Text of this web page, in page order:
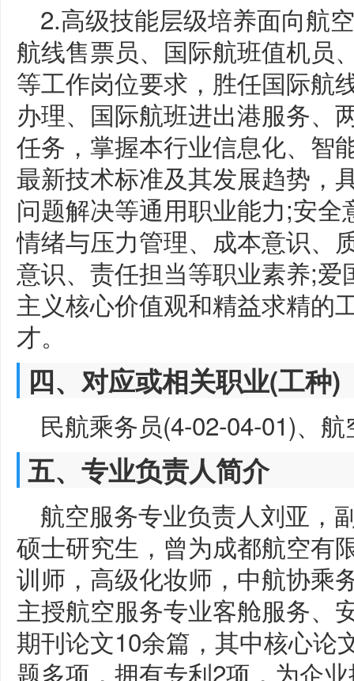
2.高级技能层级培养面向航
航线售票员、国际航班值机员
等工作岗位要求，胜任国际航
办理、国际航班进出港服务、
任务，掌握本行业信息化、智
最新技术标准及其发展趋势，
问题解决等通用职业能力;安
情绪与压力管理、成本意识、
意识、责任担当等职业素养;
主义核心价值观和精益求精的
才。
四、对应或相关职业(工种)
民航乘务员(4-02-04-01)、
五、专业负责人简介
航空服务专业负责人刘亚，
硕士研究生，曾为成都航空有
训师，高级化妆师，中航协乘
主授航空服务专业客舱服务、
期刊论文10余篇，其中核心论
题多项，拥有专利2项，为企